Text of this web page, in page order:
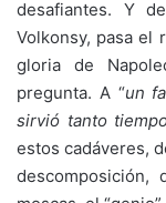
desafiantes. Y
Volkonsy, pasa el
gloria de
pregunta. A “un
sirvió tanto
estos cadáveres,
descomposición,